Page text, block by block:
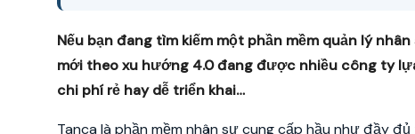
Nếu bạn đang tìm kiếm một phần mềm quản lý
mới theo xu hướng 4.0 đang được nhiều công ty
chi phí rẻ hay dễ triển khai…
Tanca là phần mềm nhân sự cung cấp hầu như đầy